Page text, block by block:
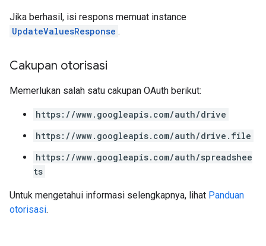
Jika berhasil, isi respons memuat instance
UpdateValuesResponse .
Cakupan otorisasi
Memerlukan salah satu cakupan OAuth berikut:
https://www.googleapis.com/auth/drive
https://www.googleapis.com/auth/drive.file
https://www.googleapis.com/auth/spreadshee
ts
Untuk mengetahui informasi selengkapnya, lihat Panduan
otorisasi.